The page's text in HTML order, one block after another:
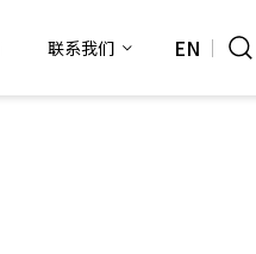
EN
联系我们